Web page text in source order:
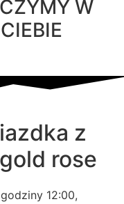
W
z
rose
12:00,